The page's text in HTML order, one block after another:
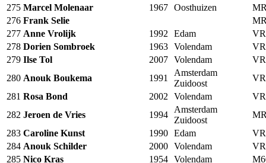
275 Marcel Molenaar 1967 Oosthuizen
276 Frank Selie
277 Anne Vrolijk 1992 Edam
278 Dorien Sombroek 1963 Volendam
279 Ilse Tol 2007 Volendam
280 Anouk Boukema 1991
Amsterdam
Zuidoost
281 Rosa Bond 2002 Volendam
282 Jeroen de Vries 1994
Amsterdam
Zuidoost
283 Caroline Kunst 1990 Edam
284 Anouk Schilder 2000 Volendam
285 Nico Kras 1954 Volendam